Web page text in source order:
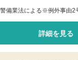
備業法による※例外事由2
詳細を見る